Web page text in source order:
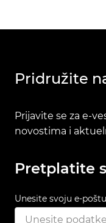
Pridružite
Prijavite se za e-
novostima i
Pretplatite
Unesite svoju e-poštu